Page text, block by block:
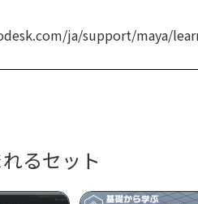
ja/support/maya/
るセット